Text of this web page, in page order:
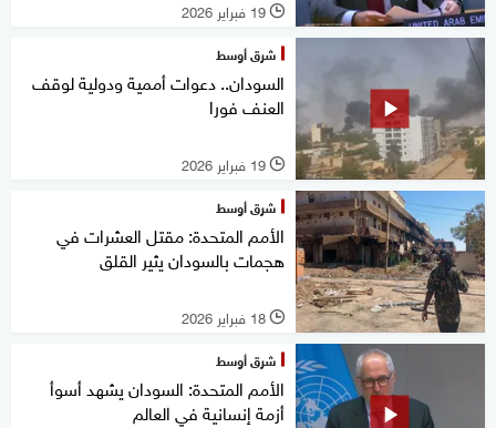
l 19 فبراير 2026
شرق أوسط
السودان.. دعوات أممية ودولية لوقف
العنف فورا
l 19 فبراير 2026
شرق أوسط
الأمم المتحدة: مقتل العشرات في
هجمات بالسودان يثير القلق
l 18 فبراير 2026
شرق أوسط
الأمم المتحدة: السودان يشهد أسوأ
أزمة إنسانية في العالم